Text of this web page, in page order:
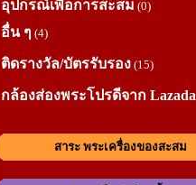
อุปกรณ์เพื่อการสะสม (0)
อื่น ๆ (4)
ติดรางวัล/บัตรรับรอง (15)
กล้องส่องพระโปรดีจาก Lazada
สาระ พระเครื่องของสะสม